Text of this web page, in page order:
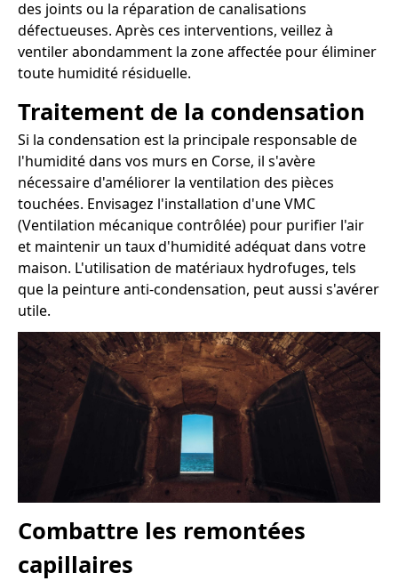
des joints ou la réparation de canalisations
défectueuses. Après ces interventions, veillez à
ventiler abondamment la zone affectée pour éliminer
toute humidité résiduelle.
Traitement de la condensation
Si la condensation est la principale responsable de
l'humidité dans vos murs en Corse, il s'avère
nécessaire d'améliorer la ventilation des pièces
touchées. Envisagez l'installation d'une VMC
(Ventilation mécanique contrôlée) pour purifier l'air
et maintenir un taux d'humidité adéquat dans votre
maison. L'utilisation de matériaux hydrofuges, tels
que la peinture anti-condensation, peut aussi s'avérer
utile.
Combattre les remontées
capillaires